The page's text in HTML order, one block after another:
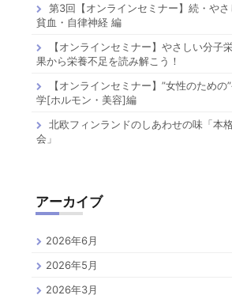
第3回【オンラインセミナー】続・や
貧血・自律神経 編
【オンラインセミナー】やさしい分子
果から栄養不足を読み解こう！
【オンラインセミナー】”女性のため
学[ホルモン・美容]編
北欧フィンランドのしあわせの味「本
会」
アーカイブ
2026年6月
2026年5月
2026年3月